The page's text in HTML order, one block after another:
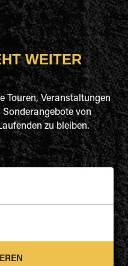
WEITER
Touren, Veranstaltungen
von
zu bleiben.